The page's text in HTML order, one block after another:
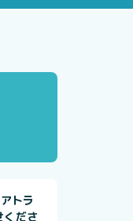
トラ
くださ